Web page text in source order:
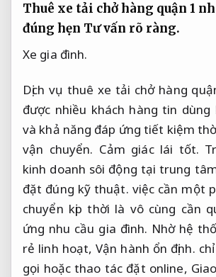
Thuê xe tải chở hàng quận 1
đúng hẹn Tư vấn rõ ràng.
Xe gia đình.
Dịch vụ thuê xe tải chở hàng
được nhiều khách hàng tin
và khả năng đáp ứng tiết kiệm
vận chuyển. Cảm giác lái tốt.
kinh doanh sôi động tại trung
đặt đúng kỹ thuật. việc cần một
chuyển kịp thời là vô cùng cần
ứng nhu cầu gia đình. Nhờ hệ
rẻ linh hoạt,Vận hành ổn định.
gọi hoặc thao tác đặt online,